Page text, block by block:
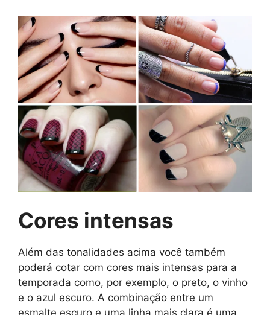
Cores intensas
Além das tonalidades acima você também
poderá cotar com cores mais intensas para a
temporada como, por exemplo, o preto, o vinho
e o azul escuro. A combinação entre um
esmalte escuro e uma linha mais clara é uma